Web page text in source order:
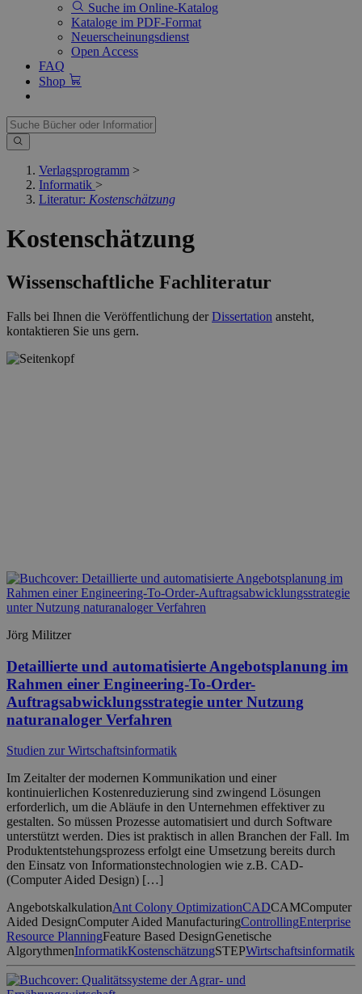
Suche im Online-Katalog
Kataloge im PDF-Format
Neuerscheinungsdienst
Open Access
FAQ
Shop
Verlagsprogramm >
Informatik >
Literatur: Kostenschätzung
Kostenschätzung
Wissenschaftliche Fachliteratur
Falls bei Ihnen die Veröffentlichung derDissertation ansteht,
kontaktieren Sie uns gern.
Jörg Militzer
Detaillierte und automatisierte Angebotsplanung im
Rahmen einer Engineering-To-Order-
Auftragsabwicklungsstrategie unter Nutzung
naturanaloger Verfahren
Studien zur Wirtschaftsinformatik
Im Zeitalter der modernen Kommunikation und einer
kontinuierlichen Kostenreduzierung sind zwingend Lösungen
erforderlich, um die Abläufe in den Unternehmen effektiver zu
gestalten. So müssen Prozesse automatisiert und durch Software
unterstützt werden. Dies ist praktisch in allen Branchen der Fall. Im
Produktentstehungsprozess erfolgt eine Umsetzung bereits durch
den Einsatz von Informationstechnologien wie z.B. CAD-
(Computer Aided Design) […]
AngebotskalkulationAnt Colony OptimizationCADCAMComputer
Aided DesignComputer Aided ManufacturingControllingEnterprise
Resource PlanningFeature Based DesignGenetische
AlgorythmenInformatikKostenschätzungSTEPWirtschaftsinformatik